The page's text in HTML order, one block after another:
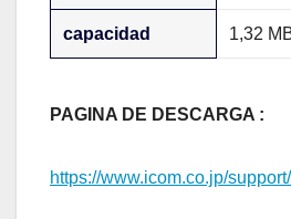
capacidad 1,32
PAGINA DE DESCARGA :
https://www.icom.co.jp/